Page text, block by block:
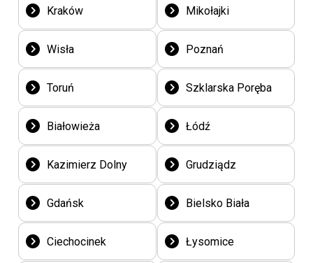
Kraków Mikołajki
Wisła Poznań
Toruń Szklarska Poręba
Białowieża Łódź
Kazimierz Dolny Grudziądz
Gdańsk Bielsko Biała
Ciechocinek Łysomice